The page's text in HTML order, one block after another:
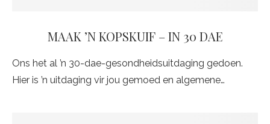
MAAK ’N KOPSKUIF – IN 30 DAE
Ons het al ’n 30-dae-gesondheidsuitdaging gedoen.
Hier is ’n uitdaging vir jou gemoed en algemene…